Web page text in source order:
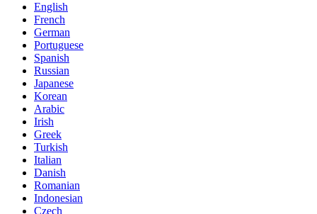
English
French
German
Portuguese
Spanish
Russian
Japanese
Korean
Arabic
Irish
Greek
Turkish
Italian
Danish
Romanian
Indonesian
Czech